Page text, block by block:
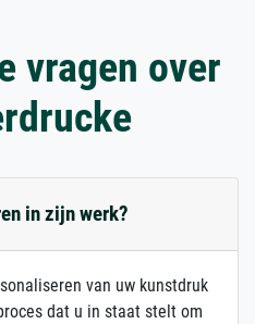
vragen over
in zijn werk?
van uw kunstdruk
dat u in staat stelt om